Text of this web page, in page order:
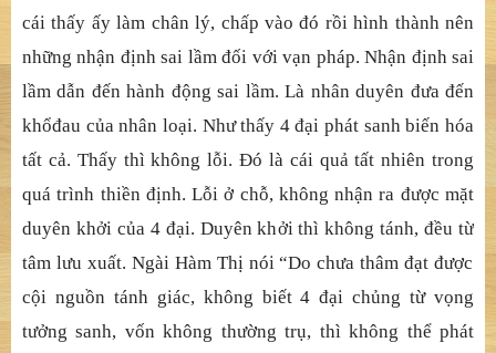
cái thấy ấy làm chân lý, chấp vàođó rồi hình thành nên
những nhận định sai lầmđối vớivạn pháp. Nhận định sai
lầm dẫn đến hành động sai lầm. Là nhân duyên đưa đến
khổđau của nhân loại. Như thấy 4đại phát sanh biến hóa
tất cả. Thấy thì không lỗi.Đó là cái quảtất nhiên trong
quá trình thiền định. Lỗiởchỗ, không nhận ra được mặt
duyên khởi của 4 đại. Duyên khởi thì không tánh,đều từ
tâm lưu xuất. Ngài Hàm Thịnói “Do chưa thâm đạtđược
cội nguồn tánh giác, không biết 4đại chủng từvọng
tưởng sanh, vốn không thường trụ, thì không thểphát